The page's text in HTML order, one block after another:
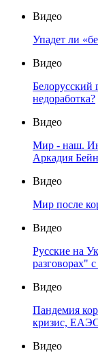
Видео
Упадет ли
Видео
Белорусский
недоработка?
Видео
Мир - наш.
Аркадия
Видео
Мир после
Видео
Русские на
разговорах"
Видео
Пандемия
кризис,
Видео